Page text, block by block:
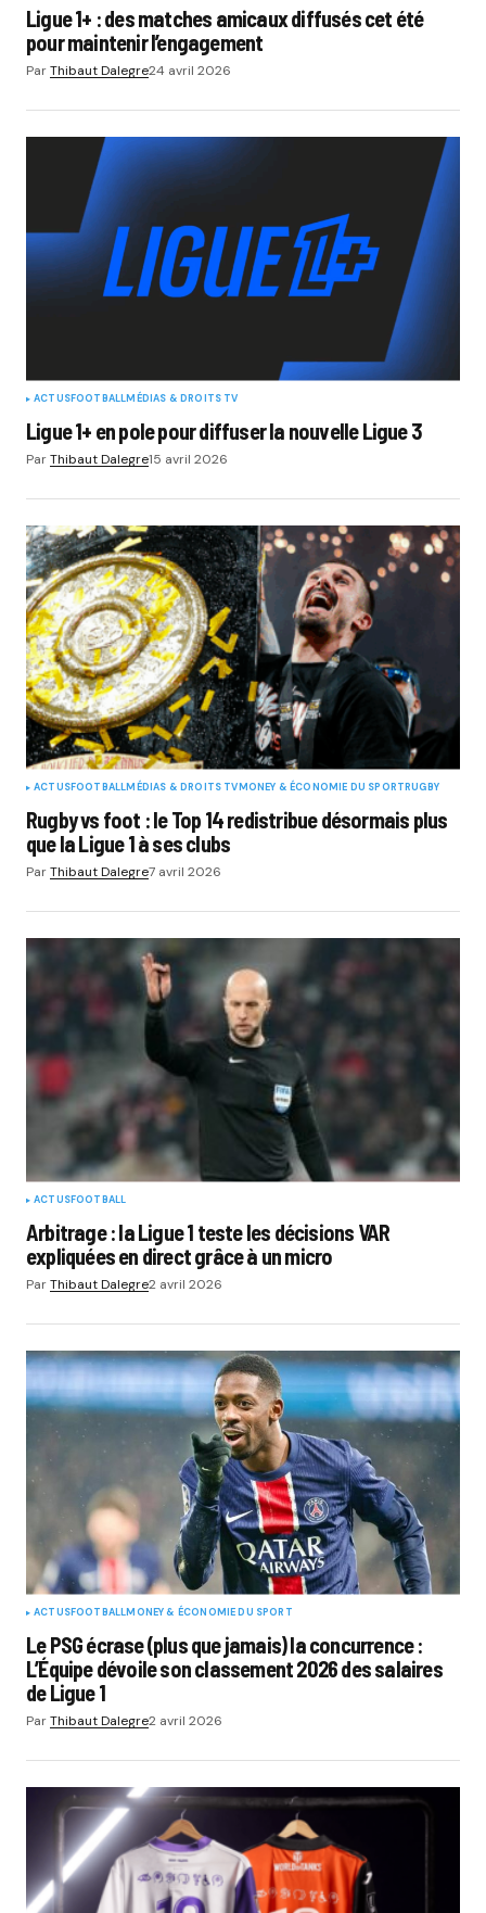
Ligue 1+ : des matches amicaux diffusés cet été
pour maintenir l’engagement
ParThibaut Dalegre24 avril 2026
ACTUSFOOTBALLMÉDIAS & DROITS TV
Ligue 1+ en pole pour diffuser la nouvelle Ligue 3
ParThibaut Dalegre15 avril 2026
ACTUSFOOTBALLMÉDIAS & DROITS TVMONEY & ÉCONOMIE DU SPORTRUGBY
Rugby vs foot : le Top 14 redistribue désormais plus
que la Ligue 1 à ses clubs
ParThibaut Dalegre7 avril 2026
ACTUSFOOTBALL
Arbitrage : la Ligue 1 teste les décisions VAR
expliquées en direct grâce à un micro
ParThibaut Dalegre2 avril 2026
ACTUSFOOTBALLMONEY & ÉCONOMIE DU SPORT
Le PSG écrase (plus que jamais) la concurrence :
L’Équipe dévoile son classement 2026 des salaires
de Ligue 1
ParThibaut Dalegre2 avril 2026